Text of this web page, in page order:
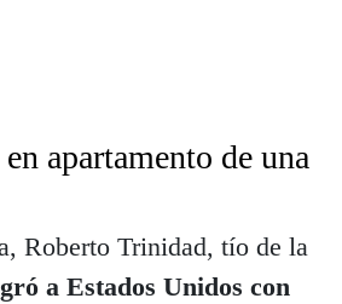
apartamento de una
Roberto Trinidad, tío de la
a Estados Unidos con